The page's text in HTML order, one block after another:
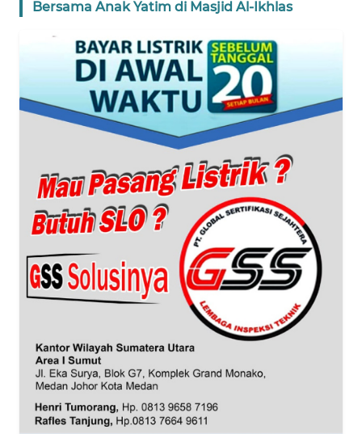
Bersama Anak Yatim di Masjid Al-Ikhlas
WN
RIAU
WN
JAMBI
WN
SULTRA
NTB
WN
SULTENG